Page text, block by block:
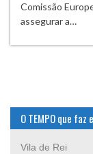
Comissão
assegurar a…
O TEMPO que faz
Vila de Rei